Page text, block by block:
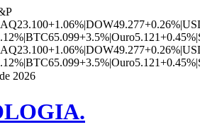
23.100+1.06%|DOW49.277+0.26%|
|BTC65.099+3.5%|Ouro5.121+0.45%|
23.100+1.06%|DOW49.277+0.26%|
|BTC65.099+3.5%|Ouro5.121+0.45%|
2026